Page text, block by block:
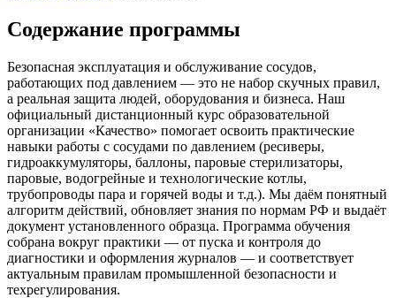
Содержание программы
Безопасная эксплуатация и обслуживание сосудов,
работающих под давлением — это не набор скучных правил,
а реальная защита людей, оборудования и бизнеса. Наш
официальный дистанционный курс образовательной
организации «Качество» помогает освоить практические
навыки работы с сосудами по давлением (ресиверы,
гидроаккумуляторы, баллоны, паровые стерилизаторы,
паровые, водогрейные и технологические котлы,
трубопроводы пара и горячей воды и т.д.). Мы даём понятный
алгоритм действий, обновляет знания по нормам РФ и выдаёт
документ установленного образца. Программа обучения
собрана вокруг практики — от пуска и контроля до
диагностики и оформления журналов — и соответствует
актуальным правилам промышленной безопасности и
техрегулирования.